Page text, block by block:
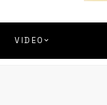
VIDEO